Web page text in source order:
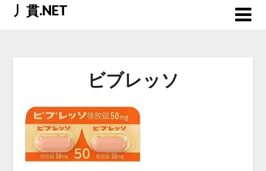
Skip丿貫.NET
ビブレッソ